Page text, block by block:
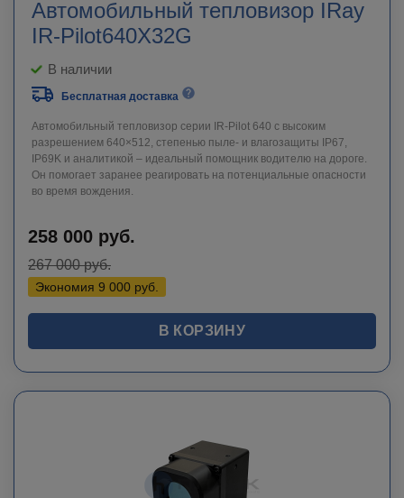
Автомобильный тепловизор IRay
IR-Pilot640X32G
В наличии
Бесплатная доставка
Автомобильный тепловизор серии IR-Pilot 640 с высоким
разрешением 640×512, степенью пыле- и влагозащиты IP67,
IP69K и аналитикой – идеальный помощник водителю на дороге.
Он помогает заранее реагировать на потенциальные опасности
во время вождения.
258 000 руб.
267 000руб.
Экономия 9 000 руб.
В КОРЗИНУ